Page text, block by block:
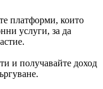
платформи, които
услуги, за да
и получавайте доход